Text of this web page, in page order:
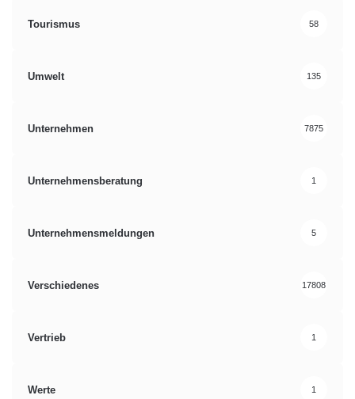
Tourismus 58
Umwelt 135
Unternehmen 7875
Unternehmensberatung 1
Unternehmensmeldungen 5
Verschiedenes 17808
Vertrieb 1
Werte 1